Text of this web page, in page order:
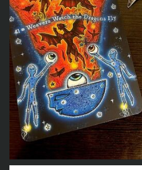
のLINEスタンプが完成しました
本当は